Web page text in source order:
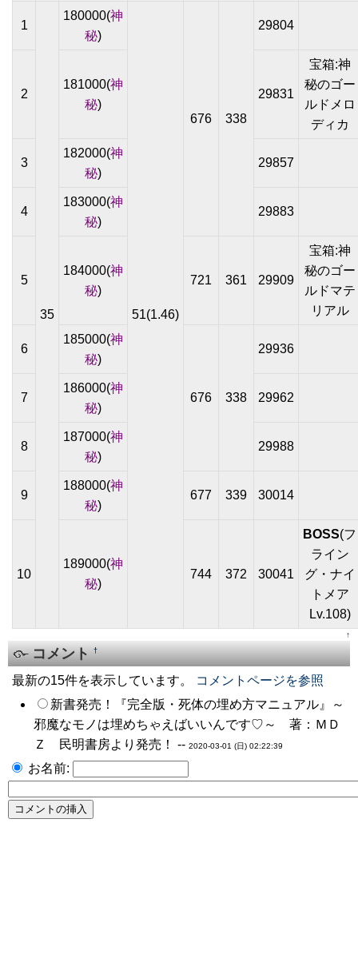
1
35
180000(神
秘)
51(1.46)
676 338
29804
2
181000(神
秘)
29831
宝箱:神
秘のゴー
ルドメロ
ディカ
3
182000(神
秘)
29857
4
183000(神
秘)
29883
5
184000(神
秘)
721 361 29909
宝箱:神
秘のゴー
ルドマテ
リアル
6
185000(神
秘)
676 338
29936
7
186000(神
秘)
29962
8
187000(神
秘)
29988
9
188000(神
秘)
677 339 30014
10
189000(神
秘)
744 372 30041
BOSS(フ
ライン
グ・ナイ
トメア
Lv.108)
↑
コメント†
最新の15件を表示しています。
コメントページを参照
新書発売！『完全版・死体の埋め方マニュアル』～
邪魔なモノは埋めちゃえばいいんです♡～ 著：ＭＤ
Ｚ 民明書房より発売！ -- 2020-03-01 (日) 02:22:39
お名前: